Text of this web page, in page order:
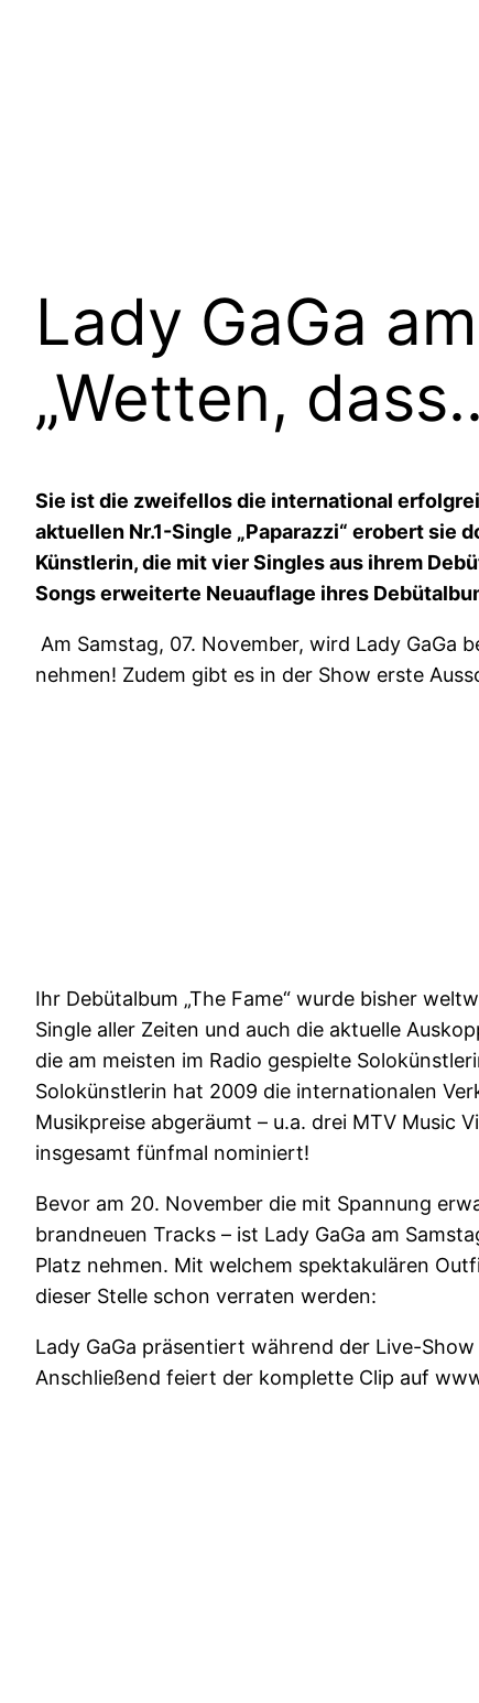
Lady GaGa
„Wetten,
Sie ist die zweifellos die international
aktuellen Nr.1-Single „Paparazzi“ erobert
Künstlerin, die mit vier Singles aus ihrem
Songs erweiterte Neuauflage ihres
Am Samstag, 07. November, wird Lady GaGa
nehmen! Zudem gibt es in der Show erste
Ihr Debütalbum „The Fame“ wurde bisher
Single aller Zeiten und auch die aktuelle
die am meisten im Radio gespielte
Solokünstlerin hat 2009 die internationalen
Musikpreise abgeräumt – u.a. drei MTV Music
insgesamt fünfmal nominiert!
Bevor am 20. November die mit Spannung
brandneuen Tracks – ist Lady GaGa am
Platz nehmen. Mit welchem spektakulären
dieser Stelle schon verraten werden:
Lady GaGa präsentiert während der Live-Show
Anschließend feiert der komplette Clip auf